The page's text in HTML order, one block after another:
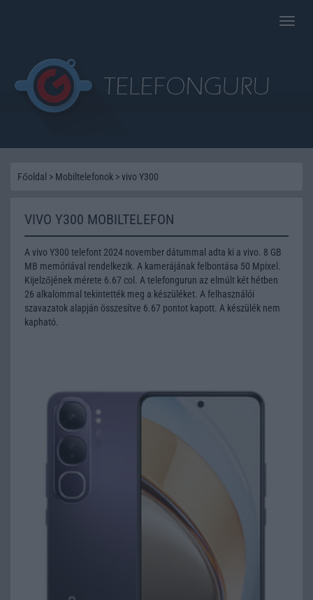
Toggle
Főoldal > Mobiltelefonok >vivo Y300
VIVO Y300 MOBILTELEFON
A vivo Y300 telefont 2024 november dátummal adta ki a vivo. 8 GB
MB memóriával rendelkezik. A kamerájának felbontása 50 Mpixel.
Kijelzőjének mérete 6.67 col. A telefongurun az elmúlt két hétben
26 alkalommal tekintették meg a készüléket. A felhasználói
szavazatok alapján összesítve 6.67 pontot kapott. A készülék nem
kapható.